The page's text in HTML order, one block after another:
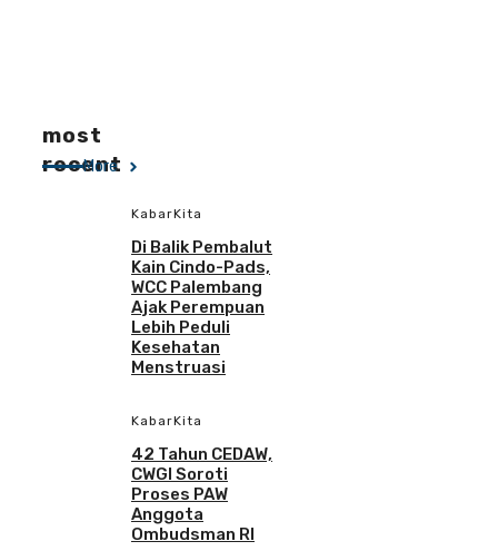
most
recent
More
KabarKita
Di Balik Pembalut
Kain Cindo-Pads,
WCC Palembang
Ajak Perempuan
Lebih Peduli
Kesehatan
Menstruasi
KabarKita
42 Tahun CEDAW,
CWGI Soroti
Proses PAW
Anggota
Ombudsman RI